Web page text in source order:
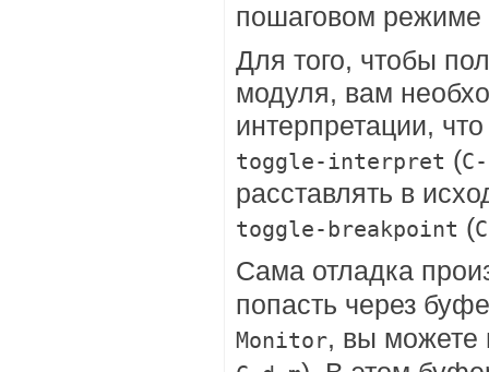
пошаговом
Для того, чтобы
модуля, вам
интерпретации,
toggle-interpret (
расставлять в
toggle-breakpoint (
Сама отладка
попасть через
Monitor, вы можете